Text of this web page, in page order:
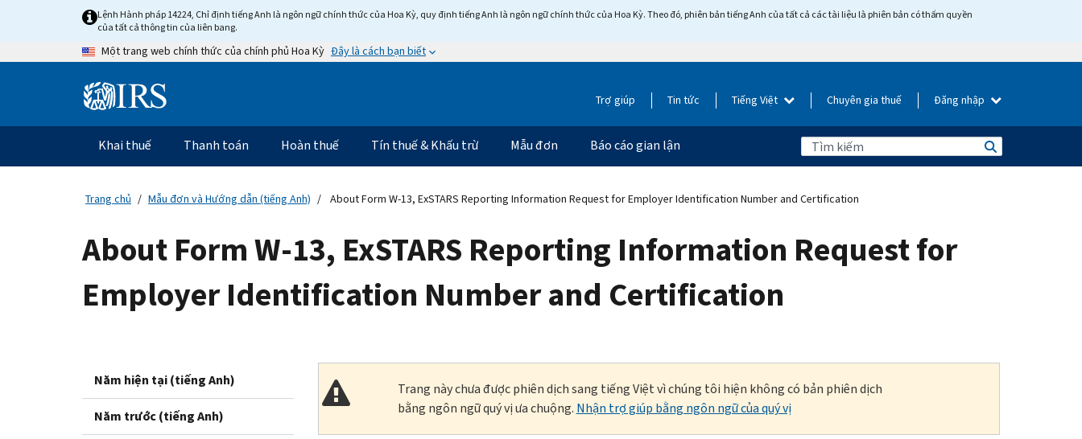
content
Lệnh Hành pháp 14224, Chỉ định tiếng Anh là ngôn ngữ chính thức của Hoa Kỳ, quy định tiếng Anh là ngôn ngữ chính thức của Hoa Kỳ. Theo đó, phiên bản tiếng Anh của tất cả các tài liệu là phiên bản có thẩm quyền
của tất cả thông tin của liên bang.
Một trang web chính thức của chính phủ Hoa Kỳ Đây là cách bạn biết
Information Trợ giúp Tin tức Tiếng Việt Chuyên gia thuế Đăng nhập
Điều
hướng
chính
Khai thuế Thanh toán Hoàn thuế Tín thuế & Khấu trừ Mẫu đơn Báo cáo gian lận
Trang chủ Mẫu đơn và Hướng dẫn (tiếng Anh) About Form W-13, ExSTARS Reporting Information Request for Employer Identification Number and Certification
About Form W-13, ExSTARS Reporting Information Request for
Employer Identification Number and Certification
Năm hiện tại (tiếng Anh)
Năm trước (tiếng Anh)
Trang này chưa được phiên dịch sang tiếng Việt vì chúng tôi hiện không có bản phiên dịch
bằng ngôn ngữ quý vị ưa chuộng. Nhận trợ giúp bằng ngôn ngữ của quý vị